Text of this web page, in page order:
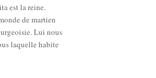
est la reine.
de martien
Lui nous
laquelle habite